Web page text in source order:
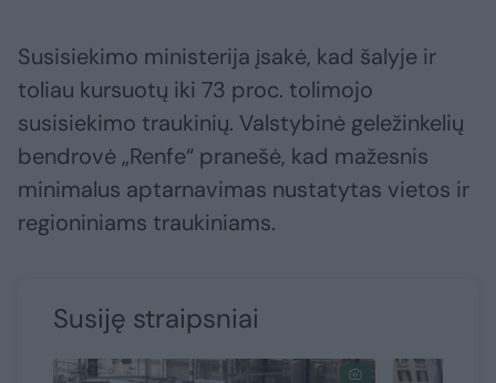
Susisiekimo ministerija įsakė, kad šalyje ir
toliau kursuotų iki 73 proc. tolimojo
susisiekimo traukinių. Valstybinė geležinkelių
bendrovė „Renfe“ pranešė, kad mažesnis
minimalus aptarnavimas nustatytas vietos ir
regioniniams traukiniams.
Susiję straipsniai